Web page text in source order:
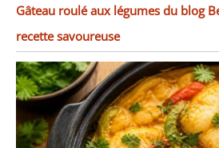
Gâteau roulé aux légumes du blog
recette savoureuse